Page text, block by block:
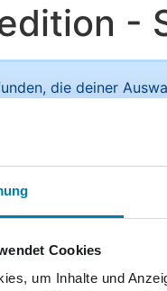
Cookies
um Inhalte und
-
die deiner
Brief + Paket
Unternehmen der
Mediengruppe
Engels-Ring 29